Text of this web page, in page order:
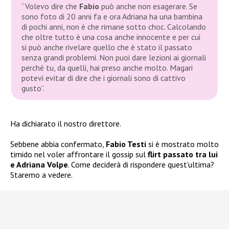
“Volevo dire che Fabio può anche non esagerare. Se
sono foto di 20 anni fa e ora Adriana ha una bambina
di pochi anni, non è che rimane sotto choc. Calcolando
che oltre tutto è una cosa anche innocente e per cui
si può anche rivelare quello che è stato il passato
senza grandi problemi. Non puoi dare lezioni ai giornali
perché tu, da quelli, hai preso anche molto. Magari
potevi evitar di dire che i giornali sono di cattivo
gusto”.
Ha dichiarato il nostro direttore.
Sebbene abbia confermato, Fabio Testi si è mostrato molto
timido nel voler affrontare il gossip sul flirt passato tra lui
e Adriana Volpe. Come deciderà di rispondere quest’ultima?
Staremo a vedere.